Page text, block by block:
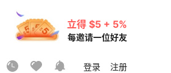
立得 $5 + 5%
每邀请一位好友
登录 注册